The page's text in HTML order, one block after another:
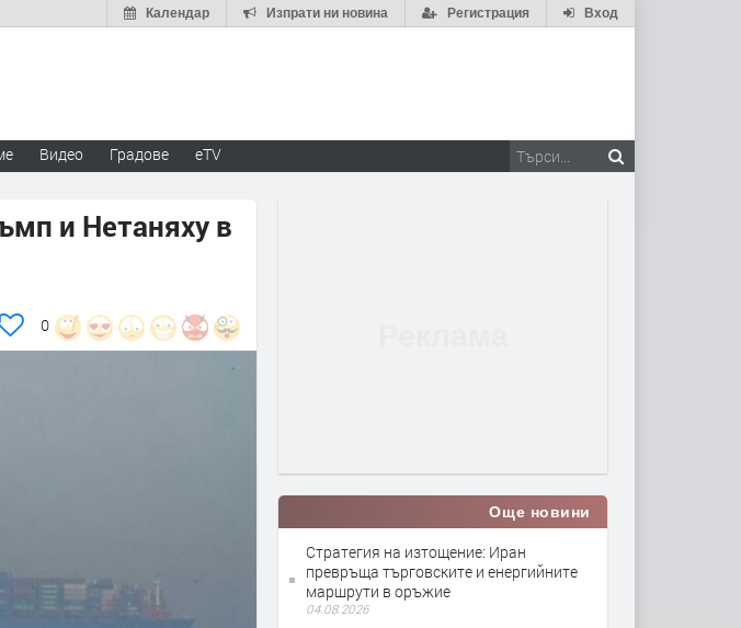
Вход
Регистрация
Изпрати ни новина
Календар
Видео Градове eTV
и Нетаняху в
0
Още новини
Стратегия на изтощение: Иран
превръща търговските и енергийните
маршрути в оръжие
04.08.2026